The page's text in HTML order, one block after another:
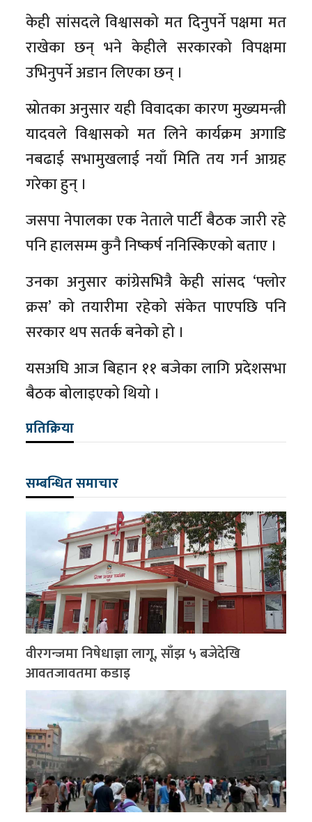
केही सांसदले विश्वासको मत दिनुपर्ने पक्षमा मत
राखेका छन् भने केहीले सरकारको विपक्षमा
उभिनुपर्ने अडान लिएका छन् ।
स्रोतका अनुसार यही विवादका कारण मुख्यमन्त्री
यादवले विश्वासको मत लिने कार्यक्रम अगाडि
नबढाई सभामुखलाई नयाँ मिति तय गर्न आग्रह
गरेका हुन् ।
जसपा नेपालका एक नेताले पार्टी बैठक जारी रहे
पनि हालसम्म कुनै निष्कर्ष ननिस्किएको बताए ।
उनका अनुसार कांग्रेसभित्रै केही सांसद ‘फ्लोर
क्रस’ को तयारीमा रहेको संकेत पाएपछि पनि
सरकार थप सतर्क बनेको हो ।
यसअघि आज बिहान ११ बजेका लागि प्रदेशसभा
बैठक बोलाइएको थियो ।
प्रतिक्रिया
सम्बन्धित समाचार
वीरगन्जमा निषेधाज्ञा लागू, साँझ ५ बजेदेखि
आवतजावतमा कडाइ